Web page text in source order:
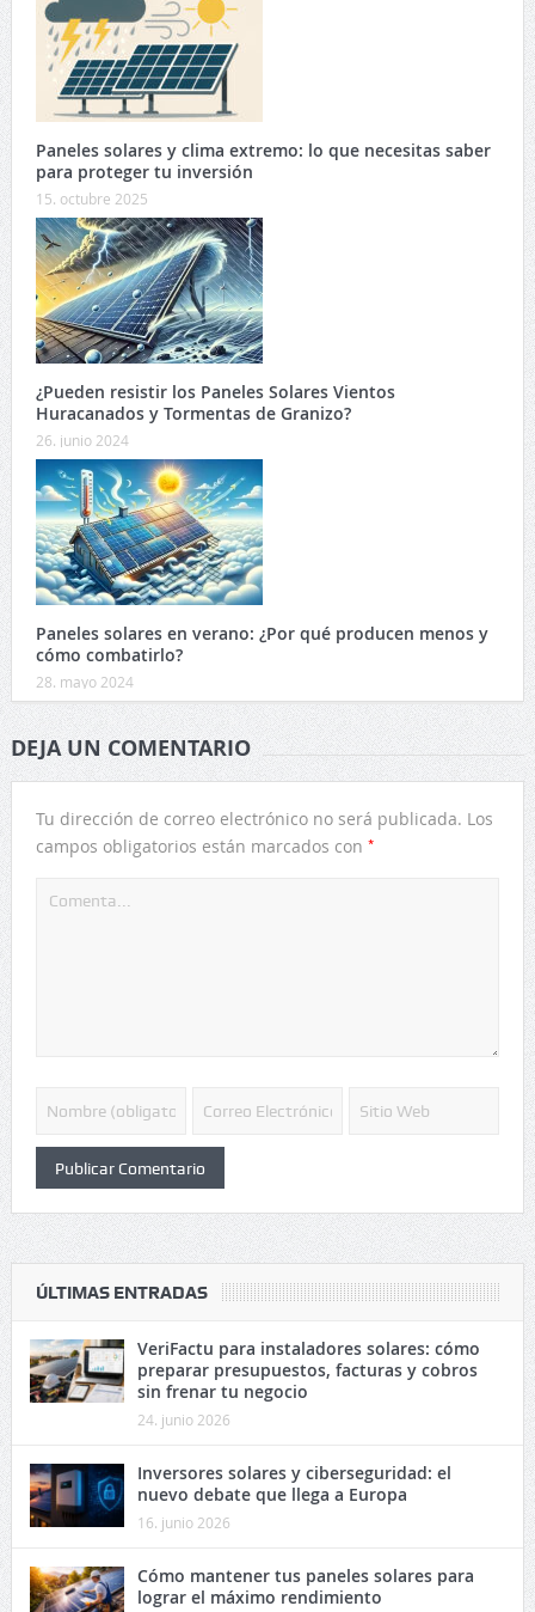
Paneles solares y clima extremo: lo que necesitas saber
para proteger tu inversión
15. octubre 2025
¿Pueden resistir los Paneles Solares Vientos
Huracanados y Tormentas de Granizo?
26. junio 2024
Paneles solares en verano: ¿Por qué producen menos y
cómo combatirlo?
28. mayo 2024
DEJA UN COMENTARIO
Tu dirección de correo electrónico no será publicada. Los
campos obligatorios están marcados con *
ÚLTIMAS ENTRADAS
VeriFactu para instaladores solares: cómo
preparar presupuestos, facturas y cobros
sin frenar tu negocio
24. junio 2026
Inversores solares y ciberseguridad: el
nuevo debate que llega a Europa
16. junio 2026
Cómo mantener tus paneles solares para
lograr el máximo rendimiento